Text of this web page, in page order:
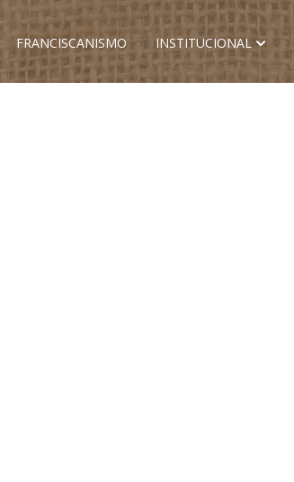
FRANCISCANISMO INSTITUCIONAL